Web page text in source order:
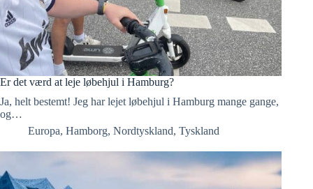
Er det værd at leje løbehjul i Hamburg?
Ja, helt bestemt! Jeg har lejet løbehjul i Hamburg mange gange,
og…
Europa, Hamborg, Nordtyskland, Tyskland